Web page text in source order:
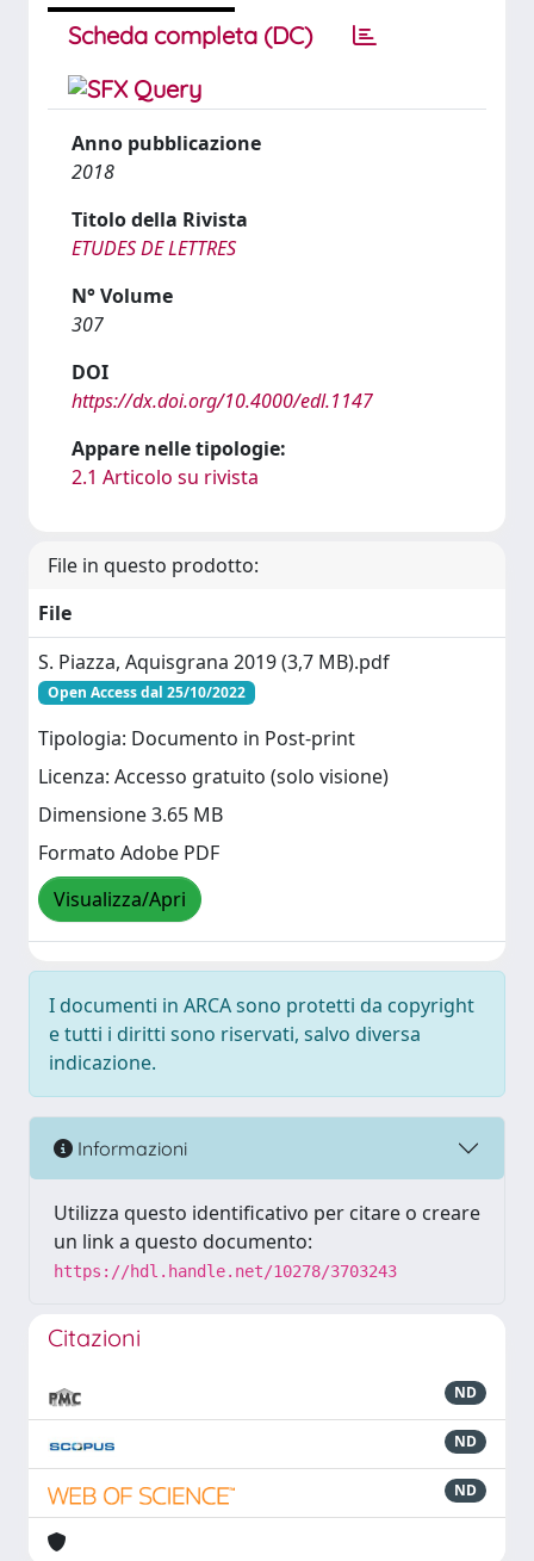
Scheda completa (DC)
Anno pubblicazione
2018
Titolo della Rivista
ETUDES DE LETTRES
N° Volume
307
DOI
https://dx.doi.org/10.4000/edl.1147
Appare nelle tipologie:
2.1 Articolo su rivista
File in questo prodotto:
File
S. Piazza, Aquisgrana 2019 (3,7 MB).pdf
Open Access dal 25/10/2022
Tipologia: Documento in Post-print
Licenza: Accesso gratuito (solo visione)
Dimensione 3.65 MB
Formato Adobe PDF
Visualizza/Apri
I documenti in ARCA sono protetti da copyright
e tutti i diritti sono riservati, salvo diversa
indicazione.
Informazioni
Utilizza questo identificativo per citare o creare
un link a questo documento:
https://hdl.handle.net/10278/3703243
Citazioni
ND
ND
ND